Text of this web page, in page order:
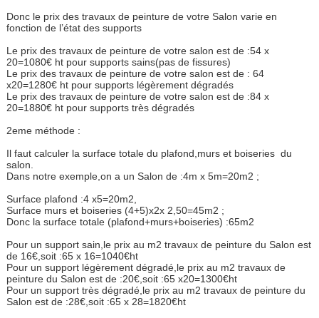
Donc le prix des travaux de peinture de votre Salon varie en
fonction de l’état des supports
Le prix des travaux de peinture de votre salon est de :54 x
20=1080€ ht pour supports sains(pas de fissures)
Le prix des travaux de peinture de votre salon est de : 64
x20=1280€ ht pour supports légèrement dégradés
Le prix des travaux de peinture de votre salon est de :84 x
20=1880€ ht pour supports très dégradés
2eme méthode :
Il faut calculer la surface totale du plafond,murs et boiseries du
salon.
Dans notre exemple,on a un Salon de :4m x 5m=20m2 ;
Surface plafond :4 x5=20m2,
Surface murs et boiseries (4+5)x2x 2,50=45m2 ;
Donc la surface totale (plafond+murs+boiseries) :65m2
Pour un support sain,le prix au m2 travaux de peinture du Salon est
de 16€,soit :65 x 16=1040€ht
Pour un support légèrement dégradé,le prix au m2 travaux de
peinture du Salon est de :20€,soit :65 x20=1300€ht
Pour un support très dégradé,le prix au m2 travaux de peinture du
Salon est de :28€,soit :65 x 28=1820€ht